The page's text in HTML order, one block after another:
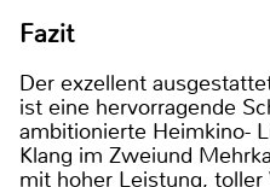
Fazit
Der exzellent
ist eine hervorragende
ambitionierte Heimkino-
Klang im Zweiund
mit hoher Leistung, toller